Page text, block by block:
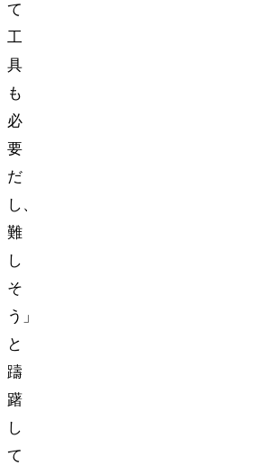
て
工
具
も
必
要
だ
し、
難
し
そ
う…」
と
躊
躇
し
て